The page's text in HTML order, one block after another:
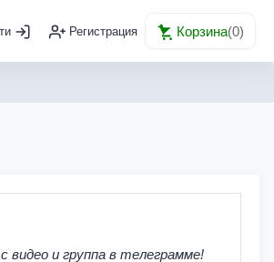
Регистрация Корзина(0)
и группа в телеграмме!